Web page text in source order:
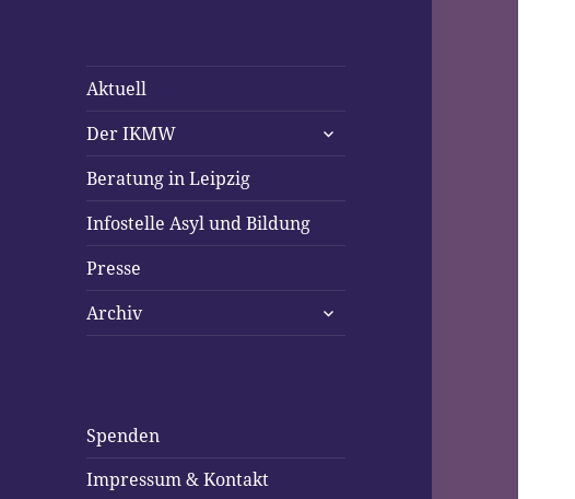
Aktuell
Der IKMW
untermenü
Beratung in Leipzig
Infostelle Asyl und Bildung
Presse
Archiv
untermenü
Spenden
Impressum & Kontakt